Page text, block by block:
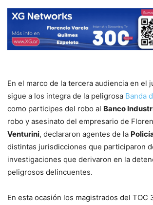
En el marco de la tercera audiencia en el
sigue a los integra de la peligrosa Banda
como participes del robo al Banco
robo y asesinato del empresario de
Venturini, declararon agentes de la
distintas jurisdicciones que participaron
investigaciones que derivaron en la
peligrosos delincuentes.
En esta ocasión los magistrados del TOC